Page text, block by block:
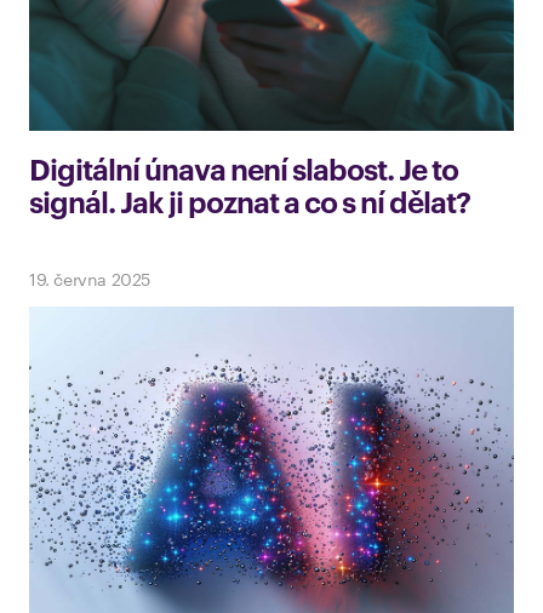
Digitální únava není slabost. Je to
signál. Jak ji poznat a co s ní dělat?
19. června 2025